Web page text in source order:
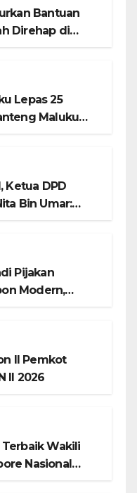
Bantuan
Direhap di
Lepas 25
Maluku
Ketua DPD
Bin Umar:
Pijakan
Modern,
II Pemkot
II 2026
Wakili
Nasional